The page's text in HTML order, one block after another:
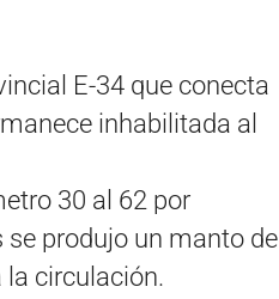
E-34 que conecta
inhabilitada al
30 al 62 por
produjo un manto de
circulación.